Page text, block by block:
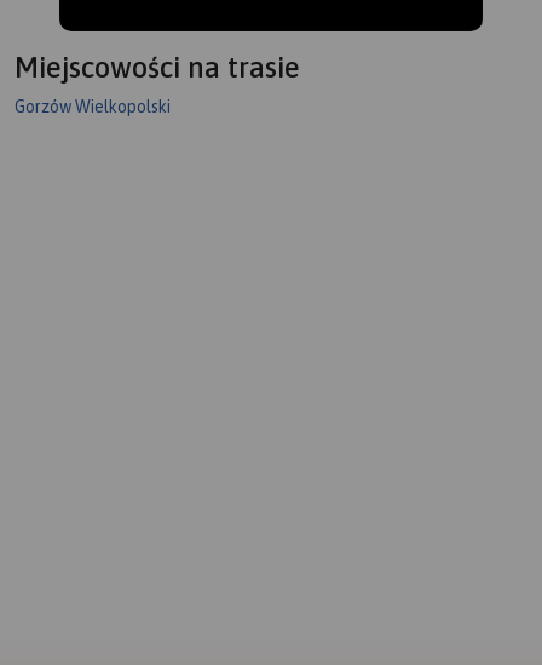
Miejscowości na trasie
Gorzów Wielkopolski